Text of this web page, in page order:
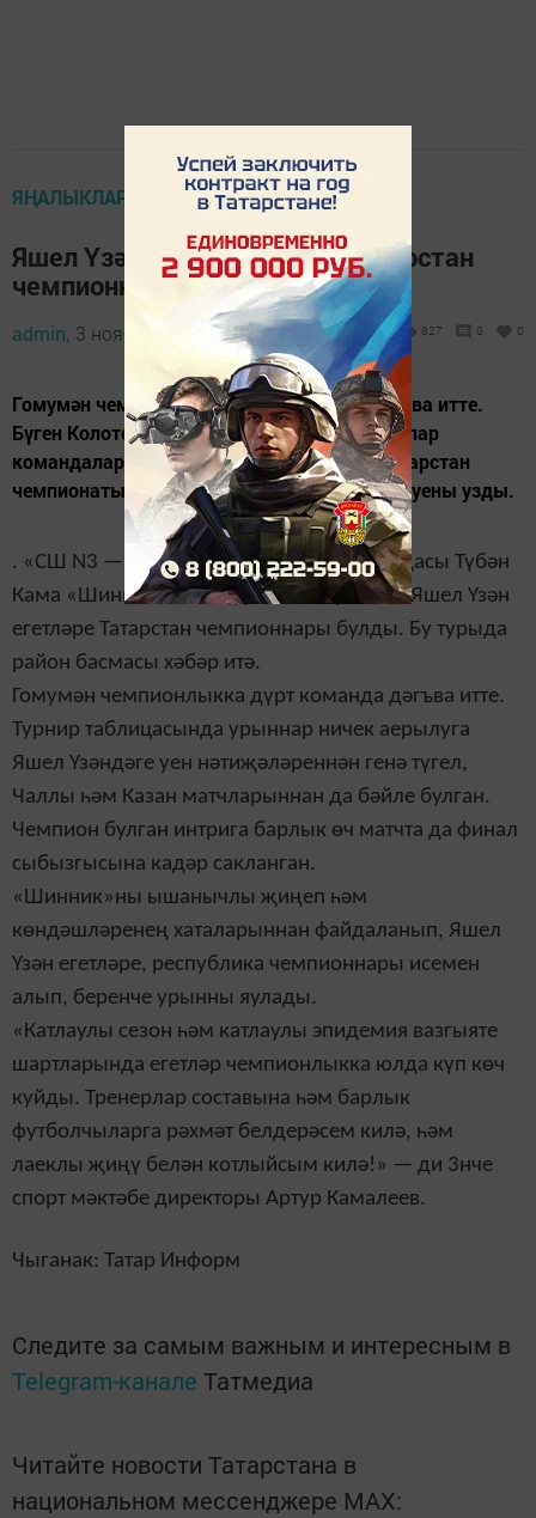
ЯҢАЛЫКЛАР ТАСМАСЫ
Яшел Үзән футболчылары Татарстан
чемпионнары булды.
admin, 3 ноябрь 2020 - 08:51 827 0 0
Гомумән чемпионлыкка дүрт команда дәгъва итте.
Бүген Колотов исемендәге стадионда ир-атлар
командалары арасында футбол буенча Татарстан
чемпионатының финал стадиясендә финал уены узды.
. «СШ N3 — Авангард» Яшел Үзән командасы Түбән
Кама «Шинник» командасын кабул итте. Яшел Үзән
егетләре Татарстан чемпионнары булды. Бу турыда
район басмасы хәбәр итә.
Гомумән чемпионлыкка дүрт команда дәгъва итте.
Турнир таблицасында урыннар ничек аерылуга
Яшел Үзәндәге уен нәтиҗәләреннән генә түгел,
Чаллы һәм Казан матчларыннан да бәйле булган.
Чемпион булган интрига барлык өч матчта да финал
сыбызгысына кадәр сакланган.
«Шинник»ны ышанычлы җиңеп һәм
көндәшләренең хаталарыннан файдаланып, Яшел
Үзән егетләре, республика чемпионнары исемен
алып, беренче урынны яулады.
«Катлаулы сезон һәм катлаулы эпидемия вазгыяте
шартларында егетләр чемпионлыкка юлда күп көч
куйды. Тренерлар составына һәм барлык
футболчыларга рәхмәт белдерәсем килә, һәм
лаеклы җиңү белән котлыйсым килә!» — ди 3нче
спорт мәктәбе директоры Артур Камалеев.
Чыганак: Татар Информ
Следите за самым важным и интересным в
Telegram-канале Татмедиа
Читайте новости Татарстана в
национальном мессенджере MАХ: